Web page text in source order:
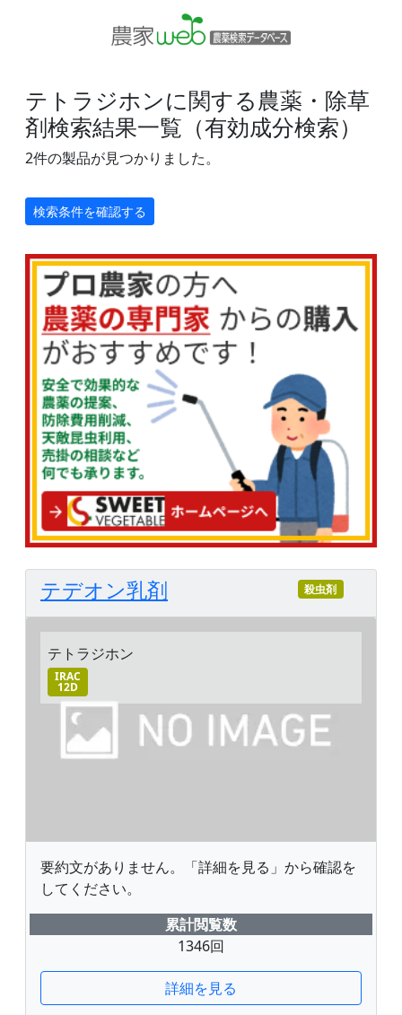
テトラジホンに関する農薬・除草
剤検索結果一覧（有効成分検索）
2件の製品が見つかりました。
検索条件を確認する
テデオン乳剤 殺虫剤
テトラジホン
IRAC
12D
要約文がありません。「詳細を見る」から確認を
してください。
累計閲覧数
1346回
詳細を見る